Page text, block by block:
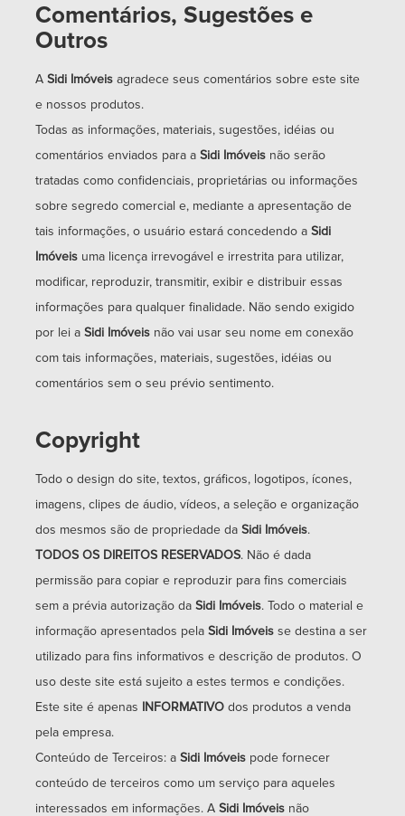
Comentários, Sugestões e
Outros
A Sidi Imóveis agradece seus comentários sobre este site
e nossos produtos.
Todas as informações, materiais, sugestões, idéias ou
comentários enviados para a Sidi Imóveis não serão
tratadas como confidenciais, proprietárias ou informações
sobre segredo comercial e, mediante a apresentação de
tais informações, o usuário estará concedendo a Sidi
Imóveis uma licença irrevogável e irrestrita para utilizar,
modificar, reproduzir, transmitir, exibir e distribuir essas
informações para qualquer finalidade. Não sendo exigido
por lei a Sidi Imóveis não vai usar seu nome em conexão
com tais informações, materiais, sugestões, idéias ou
comentários sem o seu prévio sentimento.
Copyright
Todo o design do site, textos, gráficos, logotipos, ícones,
imagens, clipes de áudio, vídeos, a seleção e organização
dos mesmos são de propriedade da Sidi Imóveis.
TODOS OS DIREITOS RESERVADOS. Não é dada
permissão para copiar e reproduzir para fins comerciais
sem a prévia autorização da Sidi Imóveis. Todo o material e
informação apresentados pela Sidi Imóveis se destina a ser
utilizado para fins informativos e descrição de produtos. O
uso deste site está sujeito a estes termos e condições.
Este site é apenas
INFORMATIVO dos produtos a venda
pela empresa.
Conteúdo de Terceiros: a Sidi Imóveis pode fornecer
conteúdo de terceiros como um serviço para aqueles
interessados em informações. A Sidi Imóveis não